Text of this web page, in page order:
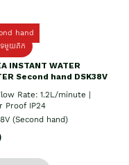
hand
ទមួយតឹក
INSTANT WATER
Second hand DSK38V
Rate: 1.2L/minute |
Proof IP24
(Second hand)